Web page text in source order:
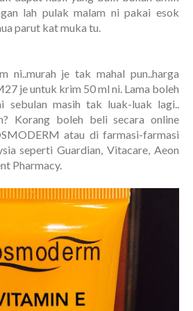
lah pulak malam ni pakai esok
parut kat muka tu.
ni..murah je tak mahal pun..harga
je untuk krim 50 ml ni. Lama boleh
sebulan masih tak luak-luak lagi..
Korang boleh beli secara online
atau di farmasi-farmasi
seperti Guardian, Vitacare, Aeon
Pharmacy.